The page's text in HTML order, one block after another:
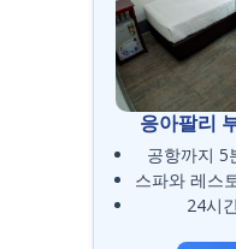
응아팔리
공항까지 5
스파와 레스
24시